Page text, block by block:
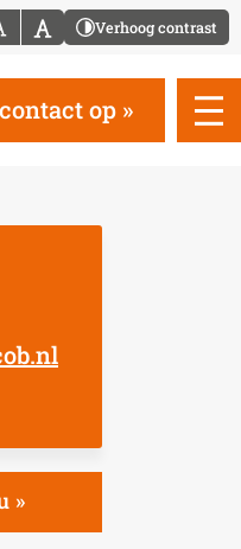
Verhoog contrast
op